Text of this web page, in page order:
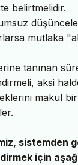
belirtmelidir.
mutlaka
tanınan
aksi
makul
sistemden
için